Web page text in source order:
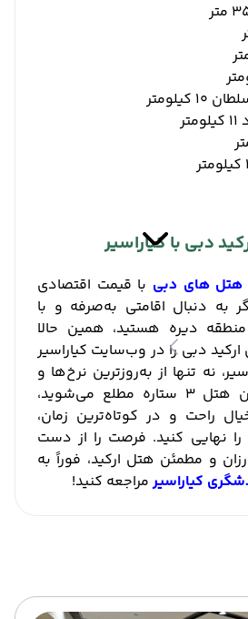
دبی با کیاراسیر
هتل ‌های دبی با قیمت اقتصادی
به دنبال اقامتی به‌صرفه و با
دیره هستید، همین حالا
دبی را در وب‌سایت کیاراسیر
نه تنها از به‌روزترین نرخ‌ها و
تخفیف‌های رزرو این هتل ۳ ستاره مطلع می‌شوید،
راحت و در کوتاه‌ترین زمان،
نهایی کنید. فرصت را از دست
و مطمئن هتل ارکید، فوراً به
کیاراسیرمراجعه کنید!